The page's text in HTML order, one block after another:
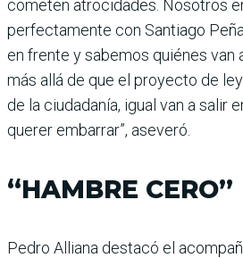
cometen atroci­dades. Nosotros
perfectamente con Santiago
en frente y sabemos quiénes van
más allá de que el proyecto de
de la ciudada­nía, igual van a salir
querer embarrar”, aseveró.
“HAMBRE CERO”
Pedro Alliana destacó el